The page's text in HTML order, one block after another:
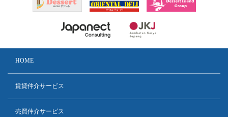
HOME
賃貸仲介サービス
売買仲介サービス